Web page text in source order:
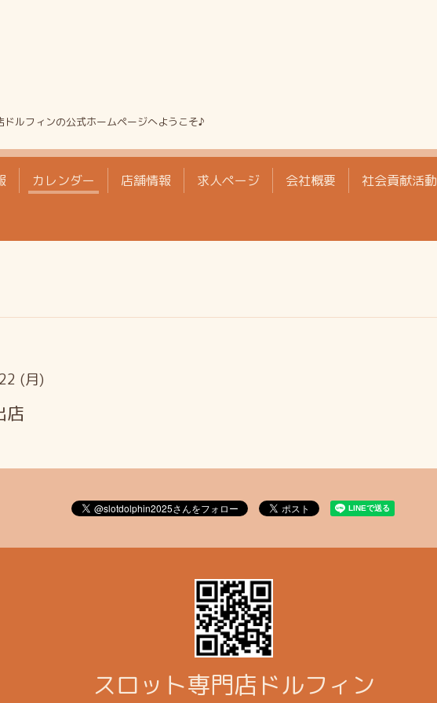
ルフィンの公式ホームページへようこそ♪
カレンダー 店舗情報 求人ページ 会社概要 社会貢献活動
(月)
店
スロット専門店ドルフィン